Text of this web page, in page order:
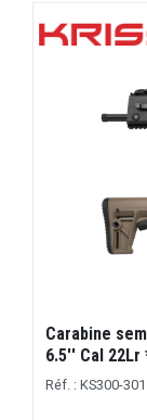
Carabine
6.5'' Cal 22Lr
Réf. : KS300-301